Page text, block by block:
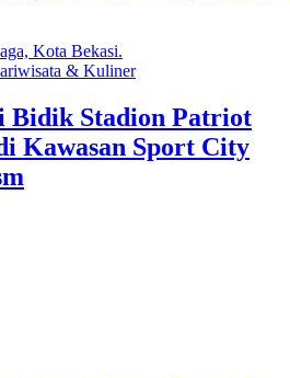
& Kuliner
Bidik Stadion Patriot
Kawasan Sport City